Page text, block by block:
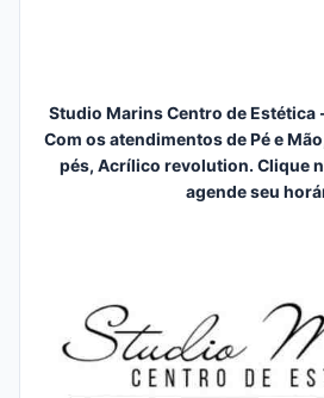
Studio Marins Centro de
Com os atendimentos de Pé e
pés, Acrílico revolution. Clique
agende seu